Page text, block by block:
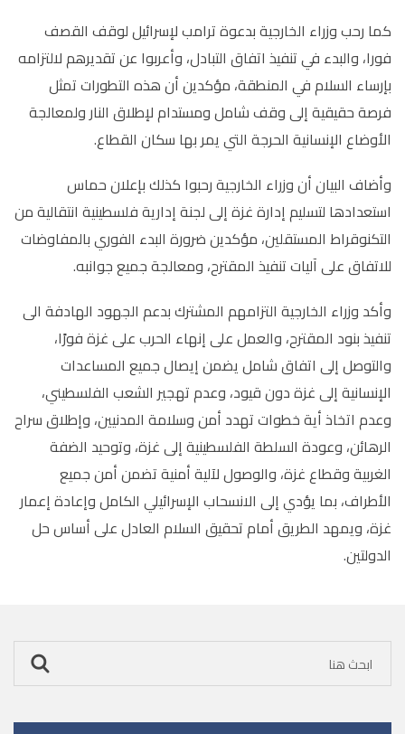
كما رحب وزراء الخارجية بدعوة ترامب لإسرائيل لوقف القصف
فورا، والبدء في تنفيذ اتفاق التبادل، وأعربوا عن تقديرهم لالتزامه
بإرساء السلام في المنطقة، مؤكدين أن هذه التطورات تمثل
فرصة حقيقية إلى وقف شامل ومستدام لإطلاق النار ولمعالجة
الأوضاع الإنسانية الحرجة التي يمر بها سكان القطاع.
وأضاف البيان أن وزراء الخارجية رحبوا كذلك بإعلان حماس
استعدادها لتسليم إدارة غزة إلى لجنة إدارية فلسطينية انتقالية من
التكنوقراط المستقلين، مؤكدين ضرورة البدء الفوري بالمفاوضات
للاتفاق على آليات تنفيذ المقترح، ومعالجة جميع جوانبه.
وأكد وزراء الخارجية التزامهم المشترك بدعم الجهود الهادفة الى
تنفيذ بنود المقترح، والعمل على إنهاء الحرب على غزة فورًا،
والتوصل إلى اتفاق شامل يضمن إيصال جميع المساعدات
الإنسانية إلى غزة دون قيود، وعدم تهجير الشعب الفلسطيني،
وعدم اتخاذ أية خطوات تهدد أمن وسلامة المدنيين، وإطلاق سراح
الرهائن، وعودة السلطة الفلسطينية إلى غزة، وتوحيد الضفة
الغربية وقطاع غزة، والوصول لآلية أمنية تضمن أمن جميع
الأطراف، بما يؤدي إلى الانسحاب الإسرائيلي الكامل وإعادة إعمار
غزة، ويمهد الطريق أمام تحقيق السلام العادل على أساس حل
الدولتين.